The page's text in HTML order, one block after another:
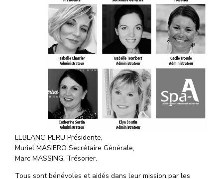
LEBLANC-PERU Présidente,
Muriel MASIERO Secrétaire Générale,
Marc MASSING, Trésorier.
Tous sont bénévoles et aidés dans leur mission par les